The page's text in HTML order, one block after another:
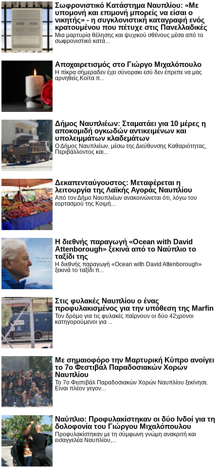
Σωφρονιστικό Κατάστημα Ναυπλίου: «Με
υπομονή και επιμονή μπορείς να είσαι ο
νικητής» - η συγκλονιστική καταγραφή ενός
κρατουμένου που πέτυχε στις Πανελλαδικές
Μια μαρτυρία θέλησης και ψυχικού σθένους μέσα από το
σωφρονιστικό κατά...
Αποχαιρετισμός στο Γιώργο Μιχαλόπουλο
Η πίκρα σήμεραδεν έχει σύνορακι εσύ δεν έπρεπε να μας
αρνηθείς.Κοίτα π...
Δήμος Ναυπλιέων: Σταματάει για 10 μέρες η
αποκομιδή ογκωδών αντικειμένων και
υπολειμμάτων κλαδεμάτων
Ο Δήμος Ναυπλιέων, μέσω της Διεύθυνσης Καθαριότητας,
Περιβάλλοντος και...
Δεκαπενταύγουστος: Μεταφέρεται η
λειτουργία της Λαϊκής Αγοράς Ναυπλίου
Από τον Δήμο Ναυπλιέων ανακοινώνεται ότι, λόγω του
εορτασμού της Κοιμή...
Η διεθνής παραγωγή «Ocean with David
Attenborough» ξεκινά από το Ναύπλιο το
ταξίδι της
Η διεθνής παραγωγή «Ocean with David Attenborough»
ξεκινά το ταξίδι π...
Στις φυλακές Ναυπλίου ο ένας
προφυλακισμένος για την υπόθεση της Marfin
Τον δρόμο για τις φυλακές παίρνουν οι δύο 42χρονοι
κατηγορούμενοι για ...
Με σημαιοφόρο την Μαρτυρική Κύπρο ανοίγει
το 7ο Φεστιβάλ Παραδοσιακών Χορών
Ναυπλίου
Το 7ο Φεστιβάλ Παραδοσιακών Χορών Ναυπλίου ξεκίνησε.
Είναι πλέον γεγον...
Ναύπλιο: Προφυλακίστηκαν οι δύο Ινδοί για τη
δολοφονία του Γιώργου Μιχαλόπουλου
Προφυλακίστηκαν με τη σύμφωνη γνώμη ανακριτή και
εισαγγελέα Ναυπλίου,...